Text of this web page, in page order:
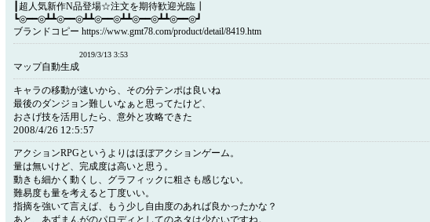
┃超人気新作N品登場☆注文を期待歓迎光臨┃
┗◎━━◎┻┻◎━━◎┻┻◎━━◎┻┻◎━━◎┻┻◎━━◎┛
ブランドコピー https://www.gmt78.com/product/detail/8419.htm
2019/3/13 3:53
マップ自動生成
キャラの移動が速いから、その分テンポは良いね
最後のダンジョン難しいなぁと思ってたけど、
おさげ技を活用したら、意外と攻略できた
2008/4/26 12:5:57
アクションRPGというよりはほぼアクションゲーム。
量は無いけど、完成度は高いと思う。
動きも細かく動くし、グラフィックに粗さも感じない。
難易度も量を考えると丁度いい。
指摘を強いて言えば、もう少し自由度のあれば良かったかな？
あと、あずまんがのパロディとしてのネタは少ないですね。